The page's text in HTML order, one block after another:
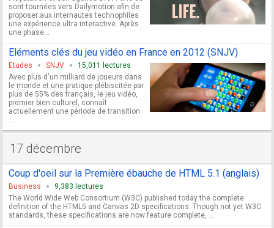
sont tournées vers Dailymotion afin de
proposer aux internautes technophiles
une expérience ultra interactive. Après
une phase...
Eléments clés du jeu vidéo en France en 2012 (SNJV)
Etudes SNJV
15,011 lectures
Avec plus d'un milliard de joueurs dans
le monde et une pratique plébiscitée par
plus de 55% des français, le jeu vidéo,
premier bien culturel, connaît
actuellement une période de transition
...
17 décembre
Coup d'oeil sur la Première ébauche de HTML 5.1 (anglais)
Business
9,383 lectures
The World Wide Web Consortium (W3C) published today the complete
definition of the HTML5 and Canvas 2D specifications. Though not yet W3C
standards, these specifications are now feature complete, ...